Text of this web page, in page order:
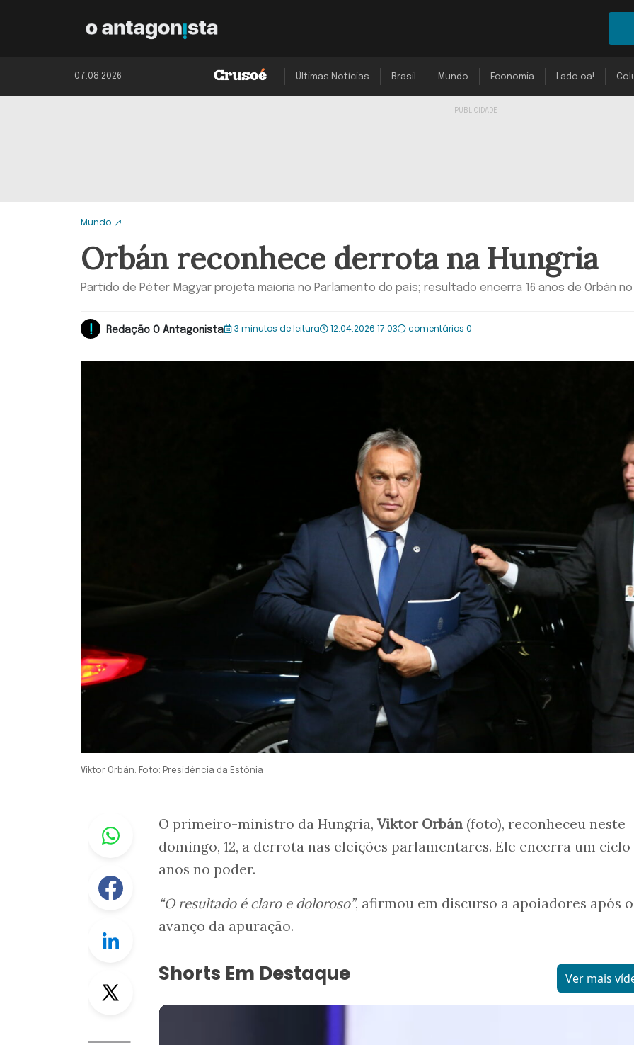
07.08.2026 Últimas Notícias Brasil Mundo Economia Lado oa!
Mundo
Orbán reconhece derrota na Hungria
Partido de Péter Magyar projeta maioria no Parlamento do país; resultado encerra 16 anos de Orbán
Redação O Antagonista 3 minutos de leitura 12.04.2026 17:03 comentários 0
Viktor Orbán. Foto: Presidência da Estônia
Whastapp
Facebook
Linkedin
Twitter
O primeiro-ministro da Hungria, Viktor Orbán (foto), reconheceu neste
domingo, 12, a derrota nas eleições parlamentares. Ele encerra um ciclo
anos no poder.
“O resultado é claro e doloroso”, afirmou em discurso a apoiadores após o
avanço da apuração.
Shorts Em Destaque Ver mais